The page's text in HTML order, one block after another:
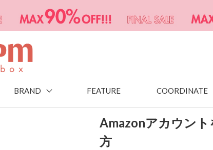
BRAND FEATURE COORDINATE
Amazonアカウン
方